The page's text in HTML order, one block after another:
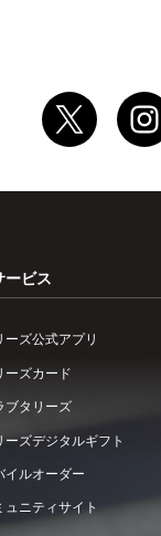
ービス
ーズ公式アプリ
ーズカード
ブタリーズ
ーズデジタルギフト
イルオーダー
ュニティサイト